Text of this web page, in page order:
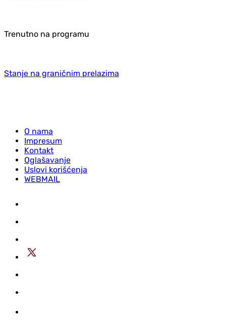
Trenutno na programu
Stanje na graničnim prelazima
O nama
Impresum
Kontakt
Oglašavanje
Uslovi korišćenja
WEBMAIL